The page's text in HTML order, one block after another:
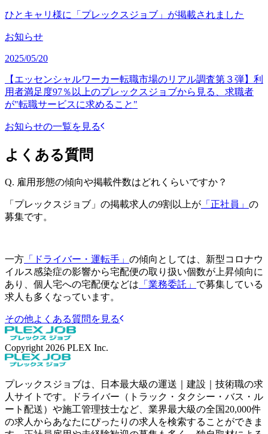
ひとキャリ様に「プレックスジョブ」が掲載されました
お知らせ
2025/05/20
【エッセンシャルワーカー転職市場のリアル調査第３弾】利
用者満足度97％以上のプレックスジョブから見る、求職者
が"転職サービスに求めること"
お知らせの一覧を見る
よくある質問
Q. 雇用形態の傾向や掲載件数はどれくらいですか？
「プレックスジョブ」の掲載求人の9割以上が 「正社員」 の
募集です。
一方 「ドライバー・運転手」 の傾向としては、新型コロナウ
イルス感染症の影響から宅配便の取り扱い個数が上昇傾向に
あり、個人宅への宅配便などは 「業務委託」 で募集している
求人も多くなっています。
その他よくある質問を見る
Copyright 2026 PLEX Inc.
プレックスジョブは、日本最大級の運送｜建設｜技術職の求
人サイトです。ドライバー（トラック・タクシー・バス・ル
ート配送）や施工管理技士など、業界最大級の全国20,000件
の求人からあなたにぴったりの求人を検索することができま